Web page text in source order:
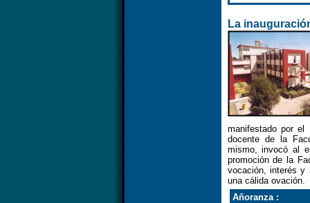
La
manifestado por el
docente de la
mismo, invocó al
promoción de la
vocación, interés y
una cálida ovación.
Añoranza :